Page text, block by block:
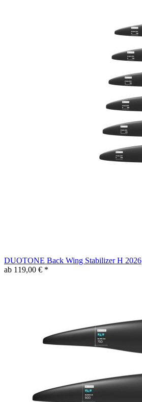
DUOTONE Back Wing Stabilizer H 2026
ab 119,00 € *